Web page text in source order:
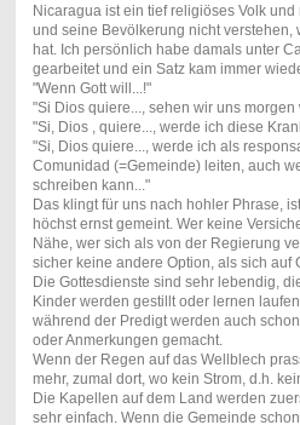
Nicaragua ist ein tief religiöses Volk
und seine Bevölkerung nicht verstehen,
hat. Ich persönlich habe damals unter
gearbeitet und ein Satz kam immer
"Wenn Gott will...!"
"Si Dios quiere..., sehen wir uns morgen
"Si, Dios , quiere..., werde ich diese
"Si, Dios quiere..., werde ich als
Comunidad (=Gemeinde) leiten, auch
schreiben kann..."
Das klingt für uns nach hohler Phrase,
höchst ernst gemeint. Wer keine
Nähe, wer sich als von der Regierung
sicher keine andere Option, als sich auf
Die Gottesdienste sind sehr lebendig,
Kinder werden gestillt oder lernen
während der Predigt werden auch
oder Anmerkungen gemacht.
Wenn der Regen auf das Wellblech
mehr, zumal dort, wo kein Strom, d.h.
Die Kapellen auf dem Land werden
sehr einfach. Wenn die Gemeinde